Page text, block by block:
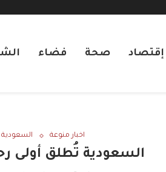
إقتصاد صحة فضاء
اخبار منوعة السعودية
السعودية تُطلق أولى